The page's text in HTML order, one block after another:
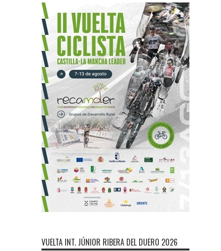
VUELTA INT. JÚNIOR RIBERA DEL DUERO 2026